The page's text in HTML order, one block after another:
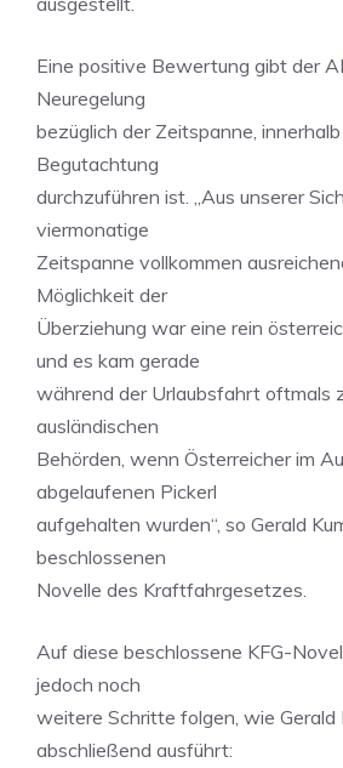
Eine positive Bewertung gibt der
Neuregelung
bezüglich der Zeitspanne,
Begutachtung
durchzuführen ist. „Aus unserer
viermonatige
Zeitspanne vollkommen
Möglichkeit der
Überziehung war eine rein
und es kam gerade
während der Urlaubsfahrt oftmals
ausländischen
Behörden, wenn Österreicher im
abgelaufenen Pickerl
aufgehalten wurden“, so Gerald
beschlossenen
Novelle des Kraftfahrgesetzes.
Auf diese beschlossene KFG-
jedoch noch
weitere Schritte folgen, wie Gerald
abschließend ausführt: